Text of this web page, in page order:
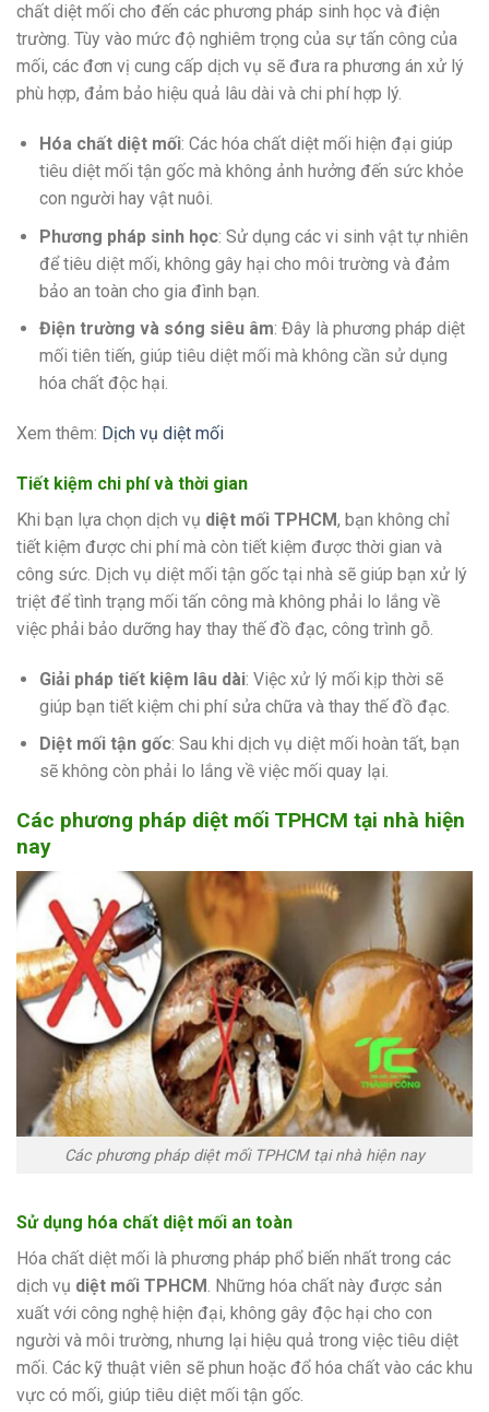
chất diệt mối cho đến các phương pháp sinh học và điện
trường. Tùy vào mức độ nghiêm trọng của sự tấn công của
mối, các đơn vị cung cấp dịch vụ sẽ đưa ra phương án xử lý
phù hợp, đảm bảo hiệu quả lâu dài và chi phí hợp lý.
Hóa chất diệt mối: Các hóa chất diệt mối hiện đại giúp
tiêu diệt mối tận gốc mà không ảnh hưởng đến sức khỏe
con người hay vật nuôi.
Phương pháp sinh học: Sử dụng các vi sinh vật tự nhiên
để tiêu diệt mối, không gây hại cho môi trường và đảm
bảo an toàn cho gia đình bạn.
Điện trường và sóng siêu âm: Đây là phương pháp diệt
mối tiên tiến, giúp tiêu diệt mối mà không cần sử dụng
hóa chất độc hại.
Xem thêm: Dịch vụ diệt mối
Tiết kiệm chi phí và thời gian
Khi bạn lựa chọn dịch vụ diệt mối TPHCM, bạn không chỉ
tiết kiệm được chi phí mà còn tiết kiệm được thời gian và
công sức. Dịch vụ diệt mối tận gốc tại nhà sẽ giúp bạn xử lý
triệt để tình trạng mối tấn công mà không phải lo lắng về
việc phải bảo dưỡng hay thay thế đồ đạc, công trình gỗ.
Giải pháp tiết kiệm lâu dài: Việc xử lý mối kịp thời sẽ
giúp bạn tiết kiệm chi phí sửa chữa và thay thế đồ đạc.
Diệt mối tận gốc: Sau khi dịch vụ diệt mối hoàn tất, bạn
sẽ không còn phải lo lắng về việc mối quay lại.
Các phương pháp diệt mối TPHCM tại nhà hiện
nay
Các phương pháp diệt mối TPHCM tại nhà hiện nay
Sử dụng hóa chất diệt mối an toàn
Hóa chất diệt mối là phương pháp phổ biến nhất trong các
dịch vụ diệt mối TPHCM. Những hóa chất này được sản
xuất với công nghệ hiện đại, không gây độc hại cho con
người và môi trường, nhưng lại hiệu quả trong việc tiêu diệt
mối. Các kỹ thuật viên sẽ phun hoặc đổ hóa chất vào các khu
vực có mối, giúp tiêu diệt mối tận gốc.